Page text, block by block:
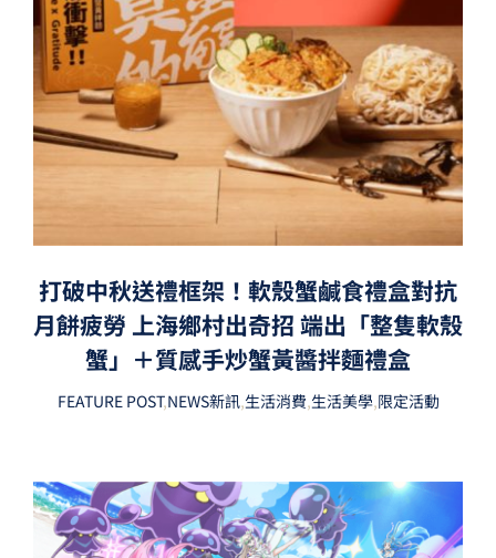
打破中秋送禮框架！軟殼蟹鹹食禮盒對抗
月餅疲勞 上海鄉村出奇招 端出「整隻軟殼
蟹」＋質感手炒蟹黃醬拌麵禮盒
FEATURE POST,NEWS新訊,生活消費,生活美學,限定活動